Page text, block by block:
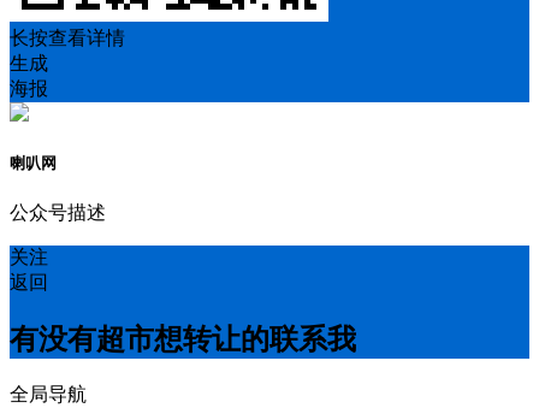
长按查看详情
生成
海报
喇叭网
公众号描述
关注
返回
有没有超市想转让的联系我
全局导航